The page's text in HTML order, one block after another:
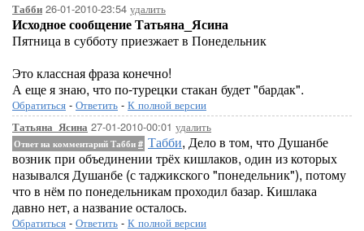
Табби 26-01-2010-23:54 удалить
Исходное сообщение Татьяна_Ясина
Пятница в субботу приезжает в Понедельник
Это классная фраза конечно!
А еще я знаю, что по-турецки стакан будет "бардак".
Обратиться - Ответить - К полной версии
Татьяна_Ясина 27-01-2010-00:01 удалить
Ответ на комментарий Табби # Табби, Дело в том, что Душанбе
возник при объединении трёх кишлаков, один из которых
назывался Душанбе (с таджикского "понедельник"), потому
что в нём по понедельникам проходил базар. Кишлака
давно нет, а название осталось.
Обратиться - Ответить - К полной версии